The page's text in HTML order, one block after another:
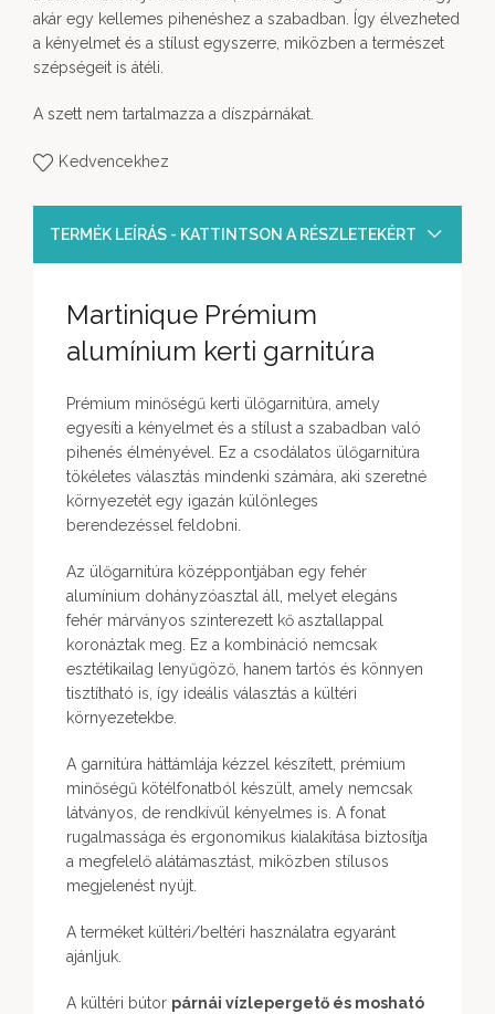
akár egy kellemes pihenéshez a szabadban. Így élvezheted
a kényelmet és a stílust egyszerre, miközben a természet
szépségeit is átéli.
A szett nem tartalmazza a díszpárnákat.
Kedvencekhez
TERMÉK LEÍRÁS - KATTINTSON A RÉSZLETEKÉRT
Martinique Prémium
alumínium kerti garnitúra
Prémium minőségű kerti ülőgarnitúra, amely
egyesíti a kényelmet és a stílust a szabadban való
pihenés élményével. Ez a csodálatos ülőgarnitúra
tökéletes választás mindenki számára, aki szeretné
környezetét egy igazán különleges
berendezéssel feldobni.
Az ülőgarnitúra középpontjában egy fehér
alumínium dohányzóasztal áll, melyet elegáns
fehér márványos szinterezett kő asztallappal
koronáztak meg. Ez a kombináció nemcsak
esztétikailag lenyűgöző, hanem tartós és könnyen
tisztítható is, így ideális választás a kültéri
környezetekbe.
A garnitúra háttámlája kézzel készített, prémium
minőségű kötélfonatból készült, amely nemcsak
látványos, de rendkívül kényelmes is. A fonat
rugalmassága és ergonomikus kialakítása biztosítja
a megfelelő alátámasztást, miközben stílusos
megjelenést nyújt.
A terméket kültéri/beltéri használatra egyaránt
ajánljuk.
A kültéri bútor párnái vízlepergető és mosható